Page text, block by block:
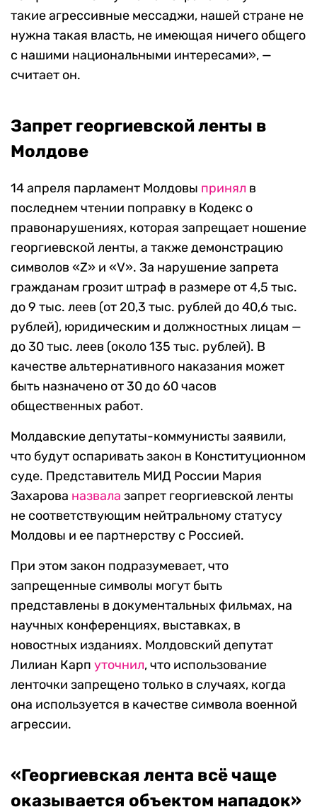
такие агрессивные мессаджи, нашей стране не
нужна такая власть, не имеющая ничего общего
с нашими национальными интересами», —
считает он.
Запрет георгиевской ленты в
Молдове
14 апреля парламент Молдовы принял в
последнем чтении поправку в Кодекс о
правонарушениях, которая запрещает ношение
георгиевской ленты, а также демонстрацию
символов «Z» и «V». За нарушение запрета
гражданам грозит штраф в размере от 4,5 тыс.
до 9 тыс. леев (от 20,3 тыс. рублей до 40,6 тыс.
рублей), юридическим и должностных лицам —
до 30 тыс. леев (около 135 тыс. рублей). В
качестве альтернативного наказания может
быть назначено от 30 до 60 часов
общественных работ.
Молдавские депутаты-коммунисты заявили,
что будут оспаривать закон в Конституционном
суде. Представитель МИД России Мария
Захарова назвала запрет георгиевской ленты
не соответствующим нейтральному статусу
Молдовы и ее партнерству с Россией.
При этом закон подразумевает, что
запрещенные символы могут быть
представлены в документальных фильмах, на
научных конференциях, выставках, в
новостных изданиях. Молдовский депутат
Лилиан Карп уточнил, что использование
ленточки запрещено только в случаях, когда
она используется в качестве символа военной
агрессии.
«Георгиевская лента всё чаще
оказывается объектом нападок»